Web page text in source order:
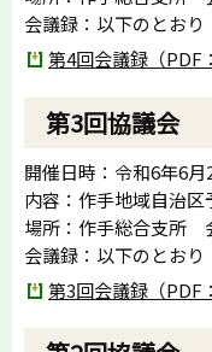
会議録：以下のとおり
第4回会議録（PDF
第3回協議会
開催日時：令和6年6月
内容：作手地域自治
場所：作手総合支所
会議録：以下のとおり
第3回会議録（PDF